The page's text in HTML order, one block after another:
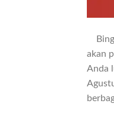
akan
Anda